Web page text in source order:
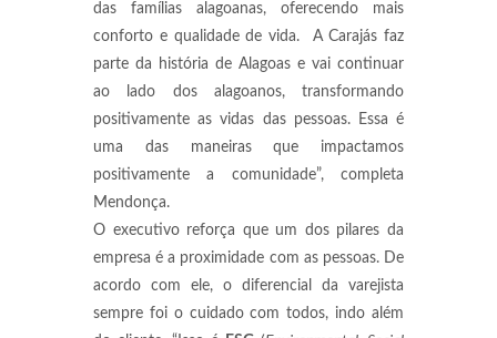
das famílias alagoanas, oferecendo mais
conforto e qualidade de vida. A Carajás faz
parte da história de Alagoas e vai continuar
ao lado dos alagoanos, transformando
positivamente as vidas das pessoas. Essa é
uma das maneiras que impactamos
positivamente a comunidade”, completa
Mendonça.
O executivo reforça que um dos pilares da
empresa é a proximidade com as pessoas. De
acordo com ele, o diferencial da varejista
sempre foi o cuidado com todos, indo além